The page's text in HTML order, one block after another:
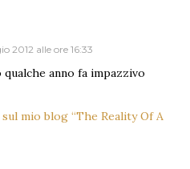
2012 alle ore 16:33
anno fa impazzivo
mio blog “The Reality Of A